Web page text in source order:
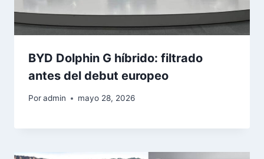
BYD Dolphin G híbrido: filtrado
antes del debut europeo
Poradmin mayo 28, 2026